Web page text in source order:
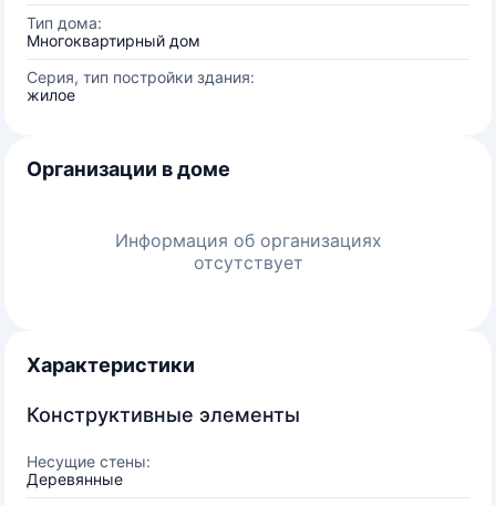
Тип дома:
Многоквартирный дом
Серия, тип постройки здания:
жилое
Организации в доме
Информация об организациях
отсутствует
Характеристики
Конструктивные элементы
Несущие стены:
Деревянные